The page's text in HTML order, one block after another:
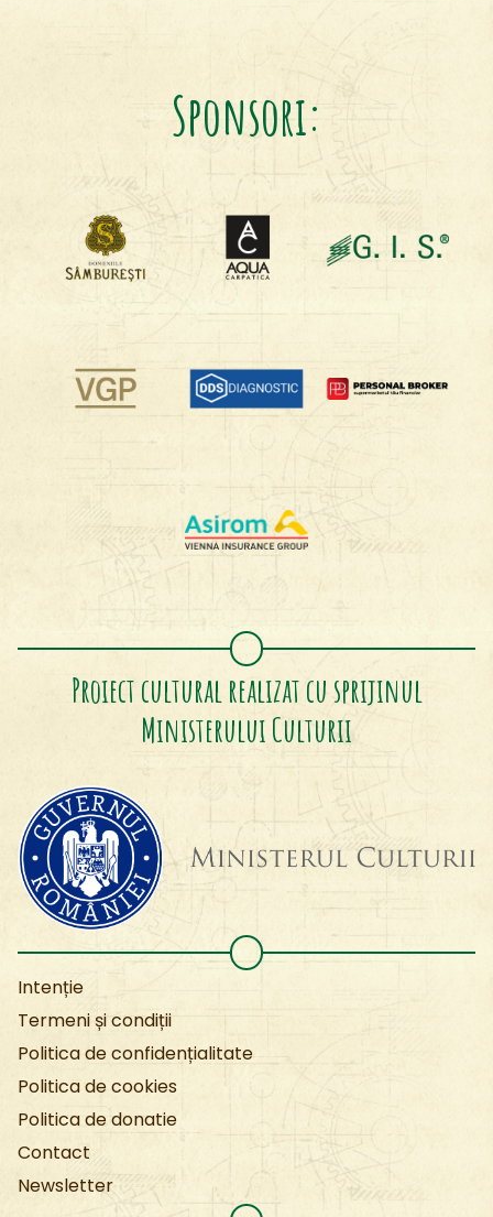
Sponsori:
Proiect cultural realizat cu sprijinul
Ministerului Culturii
Intenție
Termeni și condiții
Politica de confidențialitate
Politica de cookies
Politica de donatie
Contact
Newsletter